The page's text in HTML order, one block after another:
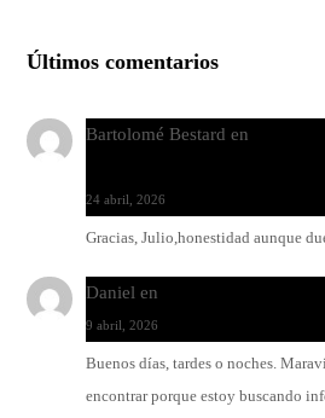
Últimos comentarios
Bartolomé Bestard en
24 abril, 2026
Gracias, Julio,honestidad aunque
Daniel en
9 abril, 2026
Buenos días, tardes o noches.
encontrar porque estoy buscando